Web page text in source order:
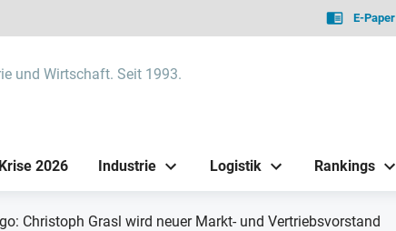
E-Paper
und Wirtschaft. Seit 1993.
2026 Industrie Logistik Rankings
Christoph Grasl wird neuer Markt- und Vertriebsvorstand